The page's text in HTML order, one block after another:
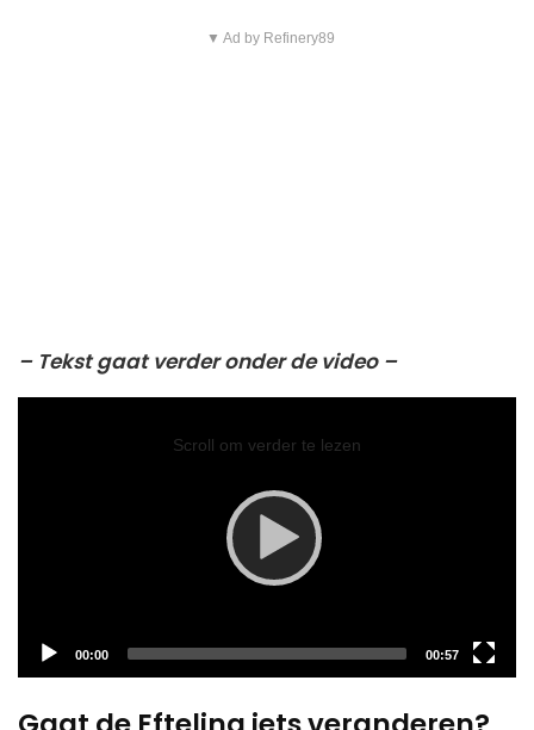
▼ Ad by Refinery89
– Tekst gaat verder onder de video –
Scroll om verder te lezen
Current
00:00
Total
duration
00:57